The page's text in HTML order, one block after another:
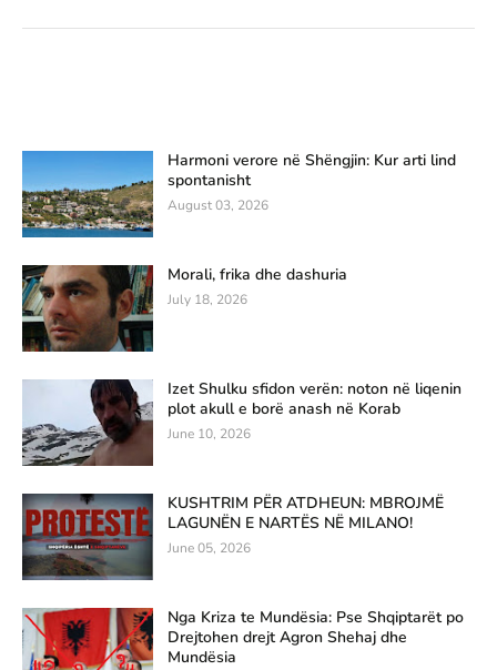
Harmoni verore në Shëngjin: Kur arti lind
spontanisht
August 03, 2026
Morali, frika dhe dashuria
July 18, 2026
Izet Shulku sfidon verën: noton në liqenin
plot akull e borë anash në Korab
June 10, 2026
KUSHTRIM PËR ATDHEUN: MBROJMË
LAGUNËN E NARTËS NË MILANO!
June 05, 2026
Nga Kriza te Mundësia: Pse Shqiptarët po
Drejtohen drejt Agron Shehaj dhe
Mundësia